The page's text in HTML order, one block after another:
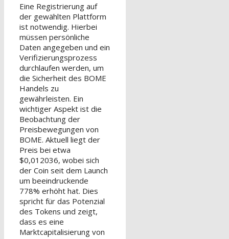
Eine Registrierung auf
der gewählten Plattform
ist notwendig. Hierbei
müssen persönliche
Daten angegeben und ein
Verifizierungsprozess
durchlaufen werden, um
die Sicherheit des BOME
Handels zu
gewährleisten. Ein
wichtiger Aspekt ist die
Beobachtung der
Preisbewegungen von
BOME. Aktuell liegt der
Preis bei etwa
$0,012036, wobei sich
der Coin seit dem Launch
um beeindruckende
778% erhöht hat. Dies
spricht für das Potenzial
des Tokens und zeigt,
dass es eine
Marktcapitalisierung von